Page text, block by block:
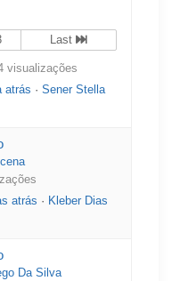
Last
visualizações
atrás · Sener Stella
atrás · Kleber Dias
Da Silva